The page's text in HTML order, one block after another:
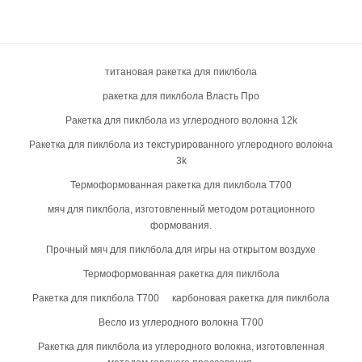
подробный обзор, охватывающий процессы производства,
титановая ракетка для пиклбола
ракетка для пиклбола Власть Про
Ракетка для пиклбола из углеродного волокна 12k
Ракетка для пиклбола из текстурированного углеродного волокна
3k
Термоформованная ракетка для пиклбола T700
мяч для пиклбола, изготовленный методом ротационного
формования.
Прочный мяч для пиклбола для игры на открытом воздухе
Термоформованная ракетка для пиклбола
Ракетка для пиклбола T700 карбоновая ракетка для пиклбола
Весло из углеродного волокна T700
Ракетка для пиклбола из углеродного волокна, изготовленная